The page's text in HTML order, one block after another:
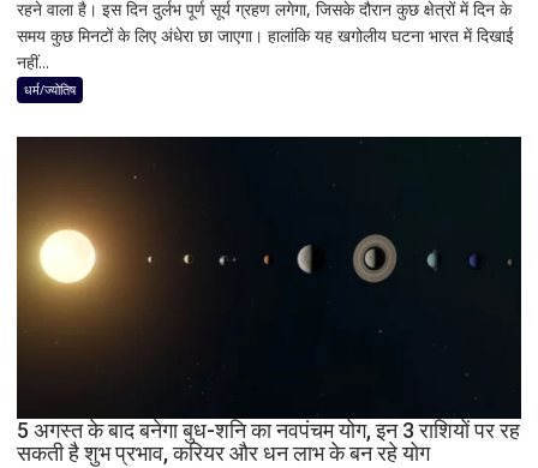
अगस्त
को
सूर्य
छा
जाएगा
या
नहीं
रहने वाला है। इस दिन दुर्लभ पूर्ण सूर्य ग्रहण लगेगा, जिसके दौरान कुछ क्षेत्रों में दिन के
समय कुछ मिनटों के लिए अंधेरा छा जाएगा। हालांकि यह खगोलीय घटना भारत में दिखाई
नहीं...
धर्म/ज्योतिष
5 अगस्त के बाद बनेगा बुध-शनि का नवपंचम योग, इन 3 राशियों पर रह
सकती है शुभ प्रभाव, करियर और धन लाभ के बन रहे योग